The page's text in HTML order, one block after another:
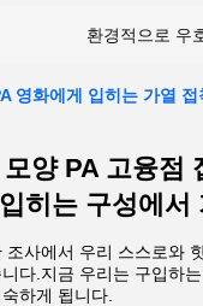
환경적으로 우
영화에게 입히는 가열
양 PA 고융점
히는 구성에서
조사에서 우리 스스로와
다.지금 우리는 구입하
하게 됩니다.